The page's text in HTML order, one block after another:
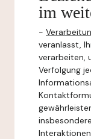
im
-
veranlasst,
verarbeiten,
Verfolgung